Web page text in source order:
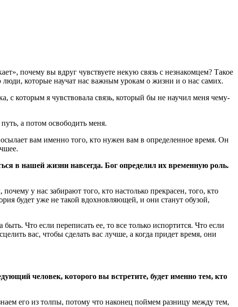
почему вы вдруг чувствуете некую связь с незнакомцем? Такое
которые научат нас важным урокам о жизни и о нас самих.
с которым я чувствовала связь, который бы не научил меня чему-
а потом освободить меня.
вам именно того, кто нужен вам в определенное время. Он
в нашей жизни навсегда. Бог определил их временную роль.
у нас забирают того, кто настолько прекрасен, того, кто
будет уже не такой вдохновляющей, и они станут обузой,
Что если переписать ее, то все только испортится. Что если
вас, чтобы сделать вас лучше, а когда придет время, они
человек, которого вы встретите, будет именно тем, кто
его из толпы, потому что наконец поймем разницу между тем,